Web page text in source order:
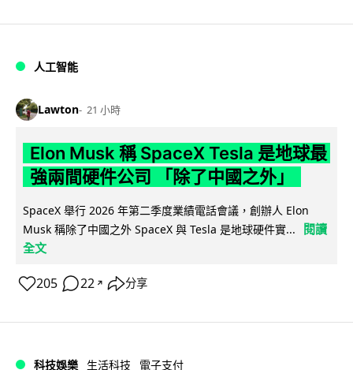
人工智能
Lawton 21 小時
Elon Musk 稱 SpaceX Tesla 是地球最
強兩間硬件公司 「除了中國之外」
SpaceX 舉行 2026 年第二季度業績電話會議，創辦人 Elon
Musk 稱除了中國之外 SpaceX 與 Tesla 是地球硬件實...
閱讀
全文
205 22 ↗ 分享
科技娛樂 生活科技 電子支付